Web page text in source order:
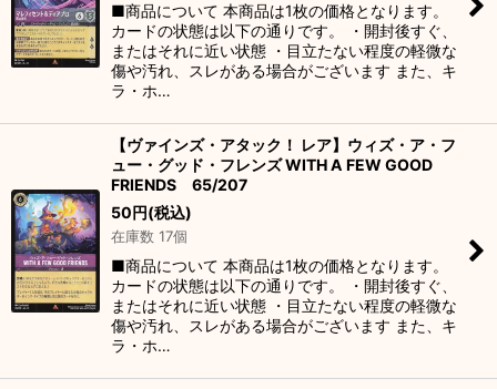
■商品について 本商品は1枚の価格となります。
カードの状態は以下の通りです。 ・開封後すぐ、
またはそれに近い状態 ・目立たない程度の軽微な
傷や汚れ、スレがある場合がございます また、キ
ラ・ホ…
【ヴァインズ・アタック！ レア】ウィズ・ア・フ
ュー・グッド・フレンズ WITH A FEW GOOD
FRIENDS 65/207
50円(税込)
在庫数 17個
■商品について 本商品は1枚の価格となります。
カードの状態は以下の通りです。 ・開封後すぐ、
またはそれに近い状態 ・目立たない程度の軽微な
傷や汚れ、スレがある場合がございます また、キ
ラ・ホ…